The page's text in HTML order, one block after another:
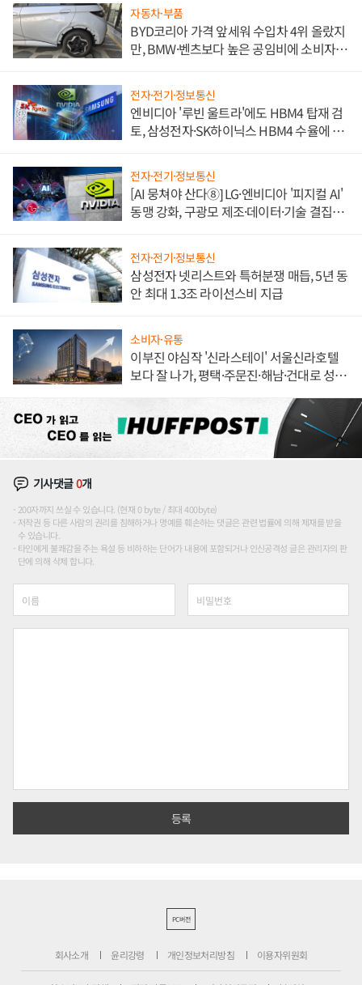
자동차·부품
BYD코리아 가격 앞세워 수입차 4위 올랐지
만, BMW·벤츠보다 높은 공임비에 소비자
전자·전기·정보통신
엔비디아 '루빈 울트라'에도 HBM4 탑재 검
토, 삼성전자·SK하이닉스 HBM4 수율에 주
전자·전기·정보통신
[AI 뭉쳐야 산다⑧] LG·엔비디아 '피지컬 AI'
동맹 강화, 구광모 제조·데이터·기술 결집
전자·전기·정보통신
삼성전자 넷리스트와 특허분쟁 매듭, 5년 동
안 최대 1.3조 라이선스비 지급
소비자·유통
이부진 야심작 '신라스테이' 서울신라호텔
보다 잘 나가, 평택·주문진·해남·건대로 성
기사댓글0개
200자까지 쓰실 수 있습니다. (현재 0 byte / 최대 400byte)
저작권 등 다른 사람의 권리를 침해하거나 명예를 훼손하는 댓글은 관련 법률에 의해 제재를 받을
수 있습니다.
타인에게 불쾌감을 주는 욕설 등 비하하는 단어가 내용에 포함되거나 인신공격성 글은 관리자의 판
단에 의해 삭제 합니다.
PC버전
회사소개 윤리강령 개인정보처리방침 이용자위원회